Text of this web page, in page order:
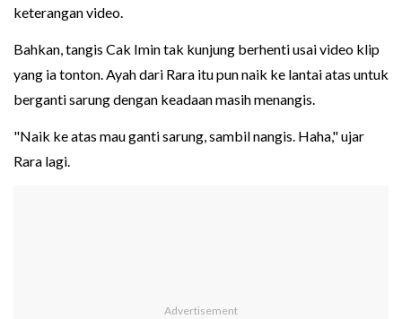
keterangan video.
Bahkan, tangis Cak Imin tak kunjung berhenti usai video klip
yang ia tonton. Ayah dari Rara itu pun naik ke lantai atas untuk
berganti sarung dengan keadaan masih menangis.
"Naik ke atas mau ganti sarung, sambil nangis. Haha," ujar
Rara lagi.